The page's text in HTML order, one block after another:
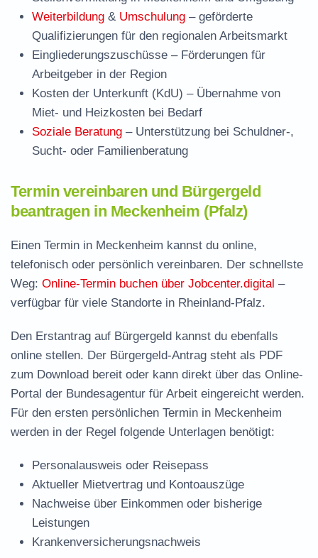
Weiterbildung & Umschulung – geförderte
Qualifizierungen für den regionalen Arbeitsmarkt
Eingliederungszuschüsse – Förderungen für
Arbeitgeber in der Region
Kosten der Unterkunft (KdU) – Übernahme von
Miet- und Heizkosten bei Bedarf
Soziale Beratung – Unterstützung bei Schuldner-,
Sucht- oder Familienberatung
Termin vereinbaren und Bürgergeld
beantragen in Meckenheim (Pfalz)
Einen Termin in Meckenheim kannst du online,
telefonisch oder persönlich vereinbaren. Der schnellste
Weg: Online-Termin buchen über Jobcenter.digital –
verfügbar für viele Standorte in Rheinland-Pfalz.
Den Erstantrag auf Bürgergeld kannst du ebenfalls
online stellen. Der Bürgergeld-Antrag steht als PDF
zum Download bereit oder kann direkt über das Online-
Portal der Bundesagentur für Arbeit eingereicht werden.
Für den ersten persönlichen Termin in Meckenheim
werden in der Regel folgende Unterlagen benötigt:
Personalausweis oder Reisepass
Aktueller Mietvertrag und Kontoauszüge
Nachweise über Einkommen oder bisherige
Leistungen
Krankenversicherungsnachweis